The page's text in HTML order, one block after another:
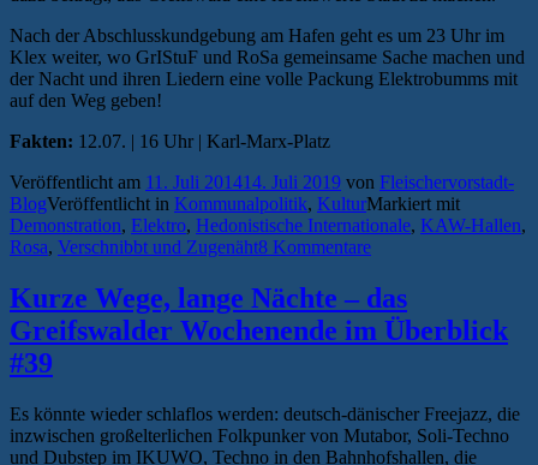
Nach der Abschlusskundgebung am Hafen geht es um 23 Uhr im
Klex weiter, wo GrIStuF und RoSa gemeinsame Sache machen und
der Nacht und ihren Liedern eine volle Packung Elektrobumms mit
auf den Weg geben!
Fakten: 12.07. | 16 Uhr | Karl-Marx-Platz
Veröffentlicht am 11. Juli 201414. Juli 2019 von Fleischervorstadt-
BlogVeröffentlicht in Kommunalpolitik, KulturMarkiert mit
Demonstration, Elektro, Hedonistische Internationale, KAW-Hallen,
Rosa, Verschnibbt und Zugenäht8 Kommentare
Kurze Wege, lange Nächte – das
Greifswalder Wochenende im Überblick
#39
Es könnte wieder schlaflos werden: deutsch-dänischer Freejazz, die
inzwischen großelterlichen Folkpunker von Mutabor, Soli-Techno
und Dubstep im IKUWO, Techno in den Bahnhofshallen, die